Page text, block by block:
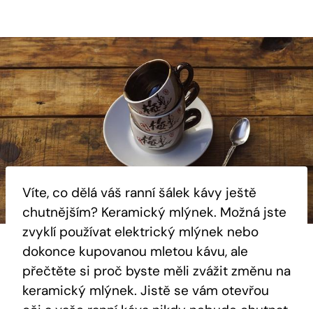
Víte, co dělá váš ranní šálek kávy ještě
chutnějším? Keramický mlýnek. Možná jste
zvyklí používat elektrický mlýnek nebo
dokonce kupovanou mletou kávu, ale
přečtěte si proč byste měli zvážit změnu na
keramický mlýnek. Jistě se vám otevřou